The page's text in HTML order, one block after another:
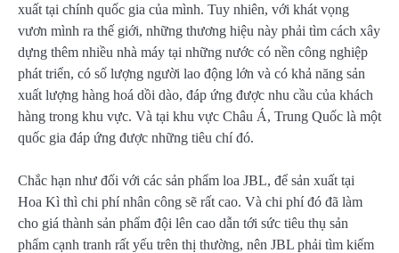
xuất tại chính quốc gia của mình. Tuy nhiên, với khát vọng
vươn mình ra thế giới, những thương hiệu này phải tìm cách xây
dựng thêm nhiều nhà máy tại những nước có nền công nghiệp
phát triển, có số lượng người lao động lớn và có khả năng sản
xuất lượng hàng hoá dồi dào, đáp ứng được nhu cầu của khách
hàng trong khu vực. Và tại khu vực Châu Á, Trung Quốc là một
quốc gia đáp ứng được những tiêu chí đó.
Chắc hạn như đối với các sản phẩm loa JBL, để sản xuất tại
Hoa Kì thì chi phí nhân công sẽ rất cao. Và chi phí đó đã làm
cho giá thành sản phẩm đội lên cao dẫn tới sức tiêu thụ sản
phẩm cạnh tranh rất yếu trên thị thường, nên JBL phải tìm kiếm